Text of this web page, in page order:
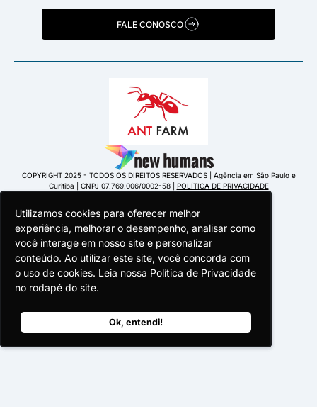
Utilizamos cookies para oferecer melhor
experiência, melhorar o desempenho, analisar como
você interage em nosso site e personalizar
conteúdo. Ao utilizar este site, você concorda com
o uso de cookies. Leia nossa Política de Privacidade
no rodapé do site.
Ok, entendi!
Utilizamos cookies para oferecer melhor
experiência, melhorar o desempenho, analisar como
você interage em nosso site e personalizar
conteúdo. Ao utilizar este site, você concorda com
o uso de cookies. Leia nossa Política de Privacidade
no rodapé do site.
Ok, entendi!
Utilizamos cookies para oferecer melhor
experiência, melhorar o desempenho, analisar como
você interage em nosso site e personalizar
conteúdo. Ao utilizar este site, você concorda com
o uso de cookies. Leia nossa Política de Privacidade
no rodapé do site.
Ok, entendi!
FALE CONOSCO
COPYRIGHT 2025 - TODOS OS DIREITOS RESERVADOS | Agência em São Paulo e
Curitiba | CNPJ 07.769.006/0002-58 |
POLÍTICA DE PRIVACIDADE
Portuguese Portugal